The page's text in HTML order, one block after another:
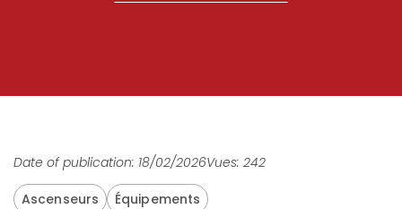
Date of publication: 18/02/2026Vues: 242
Ascenseurs Équipements